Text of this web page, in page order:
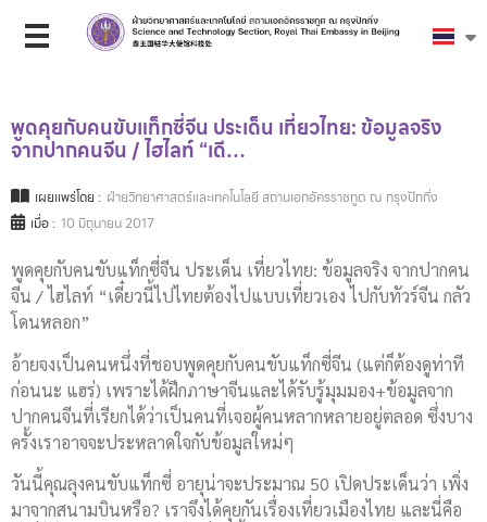
พูดคุยกับคนขับแท็กซี่จีน ประเด็น เที่ยวไทย: ข้อมูลจริง
จากปากคนจีน / ไฮไลท์ “เดี…
เผยแพร่โดย : ฝ่ายวิทยาศาสตร์และเทคโนโลยี สถานเอกอัครราชทูต ณ กรุงปักกิ่ง
เมื่อ : 10 มิถุนายน 2017
พูดคุยกับคนขับแท็กซี่จีน ประเด็น เที่ยวไทย: ข้อมูลจริง จากปากคน
จีน / ไฮไลท์ “เดี๋ยวนี้ไปไทยต้องไปแบบเที่ยวเอง ไปกับทัวร์จีน กลัว
โดนหลอก”
อ้ายจงเป็นคนหนึ่งที่ชอบพูดคุยกับคนขับแท็กซี่จีน (แต่ก็ต้องดูท่าที
ก่อนนะ แฮร่) เพราะได้ฝึกภาษาจีนและได้รับรู้มุมมอง+ข้อมูลจาก
ปากคนจีนที่เรียกได้ว่าเป็นคนที่เจอผู้คนหลากหลายอยู่ตลอด ซึ่งบาง
ครั้งเราอาจจะประหลาดใจกับข้อมูลใหม่ๆ
วันนี้คุณลุงคนขับแท็กซี่ อายุน่าจะประมาณ 50 เปิดประเด็นว่า เพิ่ง
มาจากสนามบินหรือ? เราจึงได้คุยกันเรื่องเที่ยวเมืองไทย และนี่คือ